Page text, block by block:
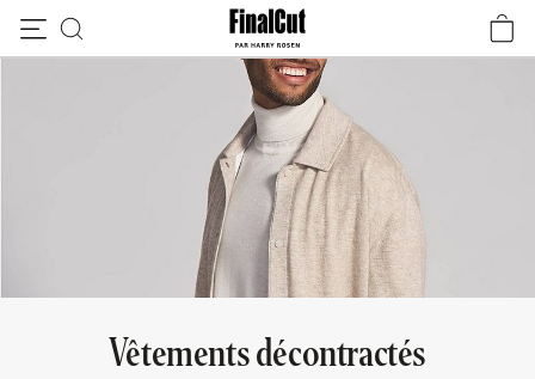
Vêtements décontractés